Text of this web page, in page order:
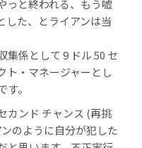
っと終われる、もう嘘
した、とライアンは当
集係として 9 ドル 50 セ
ト・マネージャーとし
。
カンド チャンス (再挑
のように自分が犯した